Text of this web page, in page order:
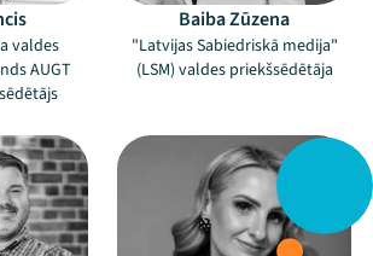
valdes
AUGT
Baiba Zūzena
"Latvijas Sabiedriskā medija"
(LSM) valdes priekšsēdētāja